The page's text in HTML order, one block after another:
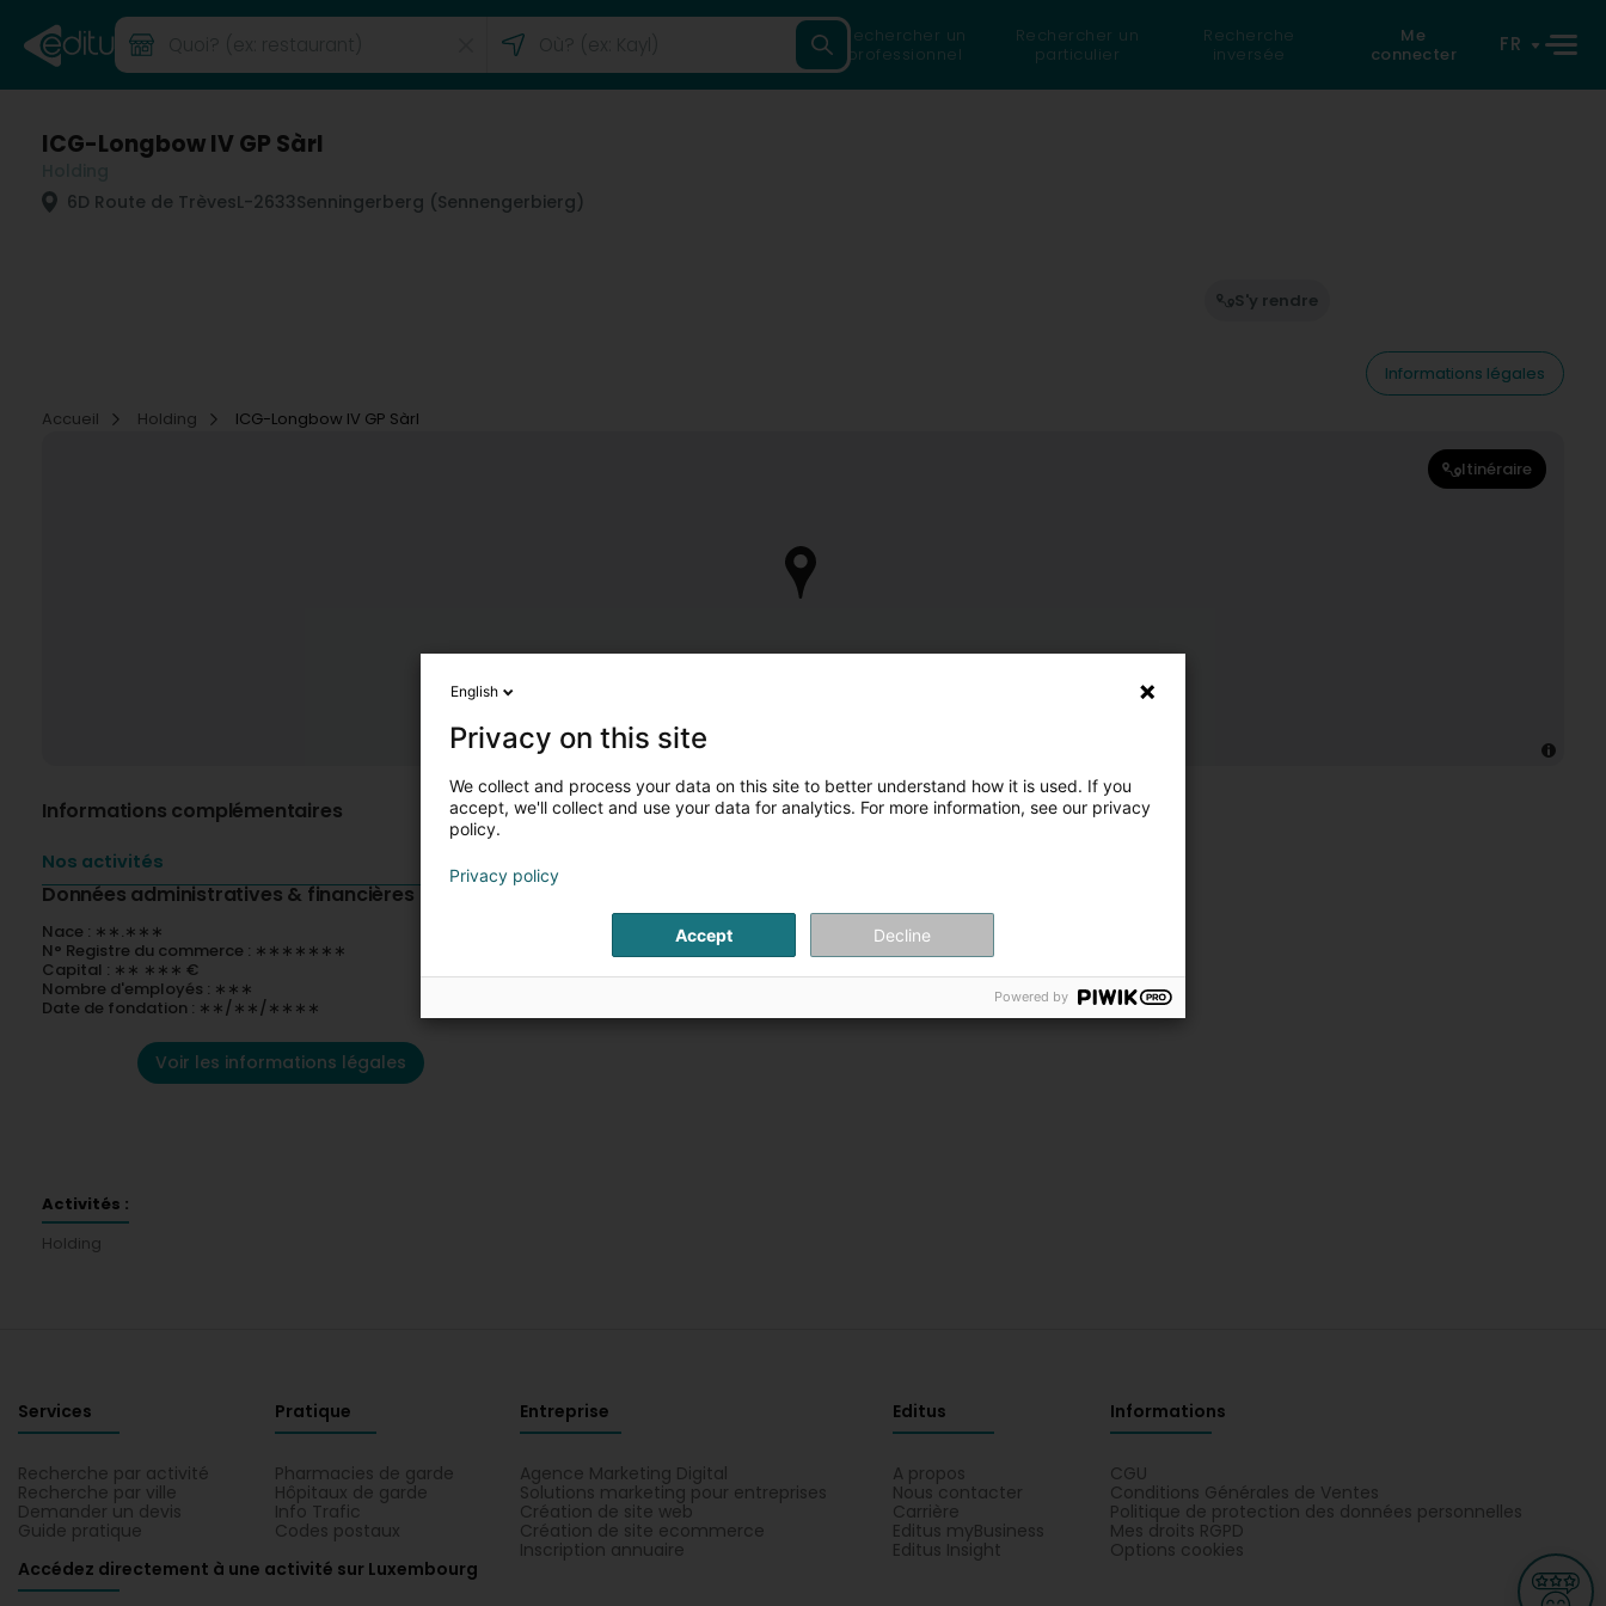
Rechercher un
professionnel
Rechercher un
particulier
Recherche
inversée
Me
connecter
FR
ICG-Longbow IV GP Sàrl
6D Route de TrèvesL-2633Senningerberg (Sennengerbierg)
S'y rendre
Informations légales
Accueil
Holding ICG-Longbow IV GP Sàrl
Itinéraire
Informations complémentaires
Nos activités
Données administratives & financières
Nace : ∗∗.∗∗∗
N° Registre du commerce : ∗∗∗∗∗∗∗
Capital : ∗∗ ∗∗∗ €
Nombre d'employés : ∗∗∗
Date de fondation : ∗∗/∗∗/∗∗∗∗
Voir les informations légales
Activités :
Holding
Services
Recherche par activité
Recherche par ville
Demander un devis
Guide pratique
Pratique
Pharmacies de garde
Hôpitaux de garde
Info Trafic
Codes postaux
Entreprise
Agence Marketing Digital
Solutions marketing pour entreprises
Création de site web
Création de site ecommerce
Inscription annuaire
Editus
A propos
Nous contacter
Carrière
Editus myBusiness
Editus Insight
Informations
CGU
Conditions Générales de Ventes
Politique de protection des données personnelles
Mes droits RGPD
Options cookies
Accédez directement à une activité sur Luxembourg
English
Privacy on this site
We collect and process your data on this site to better understand how it is used. If you
accept, we'll collect and use your data for analytics. For more information, see our privacy
policy.
Privacy policy
Accept Decline
Powered by